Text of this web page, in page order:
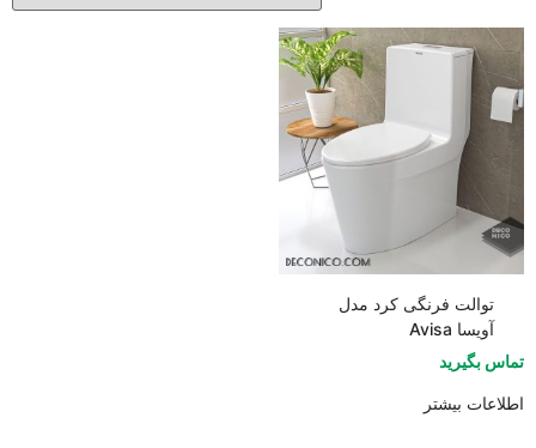
توالت فرنگی کرد مدل
آویسا Avisa
تماس بگیرید
اطلاعات بیشتر